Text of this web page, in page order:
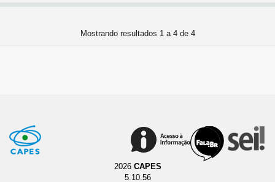
Mostrando resultados 1 a 4 de 4
2026 CAPES
5.10.56